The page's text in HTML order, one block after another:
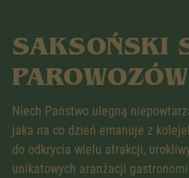
SAKSOŃSKI
PAROWOZÓW
Niech Państwo ulegną
jaka na co dzień emanuje z
do odkrycia wielu atrakcji,
unikatowych aranżacji